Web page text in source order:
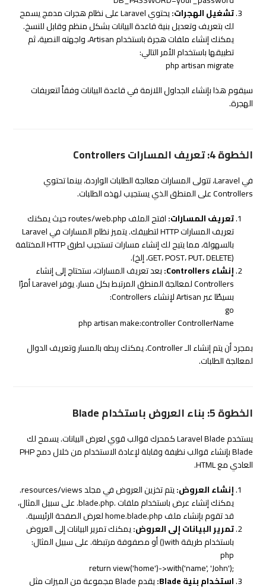
تشغيل الهجرات:
يحتوي Laravel على نظام هجرات مدمج يسمح
لك بتعريف وتعديل بنية قاعدة البيانات بشكل منظم وقابل للنسخ.
يمكنك إنشاء ملفات هجرة باستخدام Artisan، واجهته النصية، ثم
تطبيقها باستخدام الأمر التالي:
php artisan migrate
سيقوم هذا بإنشاء الجداول اللازمة في قاعدة البيانات وفقاً لتعريفات
الهجرة.
الخطوة 4: تعريف المسارات Controllers
في Laravel، تتولى المسارات معالجة الطلبات الواردة، بينما تحتوي
Controllers على المنطق الذي يستجيب لهذه الطلبات.
تعريف المسارات:افتح الملفroutes/web.phpحيث يمكنك
تعريف المسارات HTTP لتطبيقك. يتميز نظام المسارات في Laravel
بالسهولة، مما يتيح لك إنشاء مسارات تستجيب لطرق HTTP المختلفة
(GET، POST، PUT، DELETE، إلخ).
إنشاء Controllers:
بعد تعريف المسارات، ستحتاج إلى إنشاء
Controllers لمعالجة المنطق المرتبط بكل مسار. يوفر Laravel أمرًا
بسيطًا عبر Artisan لإنشاء Controllers:
go
php artisanmake:controller ControllerName
بمجرد أن يتم إنشاء الـ Controller، يمكنك ربطه بالمسار وتعريف الدوال
لمعالجة الطلبات.
الخطوة 5: بناء العروض باستخدام Blade
يستخدم Laravel Blade كمحرك قوالب قوي لعرض البيانات. يسمح لك
Blade بإنشاء قوالب نظيفة وقابلة لإعادة الاستخدام من خلال دمج PHP
العادي مع HTML.
إنشاء العروض:يتم تخزين العروض في مجلدresources/views
.
يمكنك إنشاء عرض باستخدام ملفات.blade.php
. على سبيل المثال،
قد تقوم بإنشاء ملفhome.blade.phpلعرض الصفحة الرئيسية.
تمرير البيانات إلى العروض:يمكنك تمرير البيانات إلى العروض
باستخدام طريقةwith() أو مصفوفة مرتبطة. على سبيل المثال:
php
returnview('home')->with('name','John');
استخدام بنية Blade:
يقدم Blade مجموعة من الميزات مثل